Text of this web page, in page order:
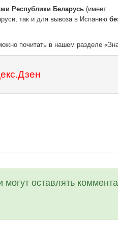
Республики Беларусь (имеет
так и для вывоза в Испанию
почитать в нашем разделе
оставлять